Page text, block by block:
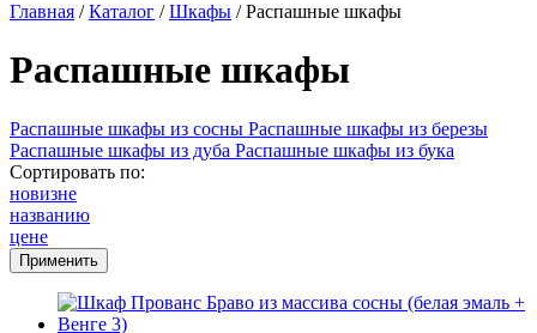
Главная / Каталог / Шкафы / Распашные шкафы
Распашные шкафы
Распашные шкафы из сосны Распашные шкафы из березы
Распашные шкафы из дуба Распашные шкафы из бука
Сортировать по:
новизне
названию
цене